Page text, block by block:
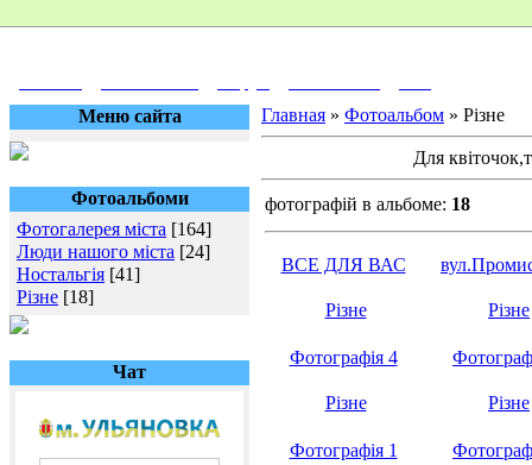
Меню сайта
Фотоальбоми
Фотогалерея міста [164]
Люди нашого міста [24]
Ностальгія [41]
Різне [18]
Чат
Главная » Фотоальбом » Різне
Для
фотографій в альбоме: 18
ВСЕ ДЛЯ ВАС
Різне Різне
Фотографія 4
Різне Різне
Фотографія 1